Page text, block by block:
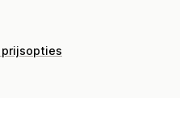
prijsopties